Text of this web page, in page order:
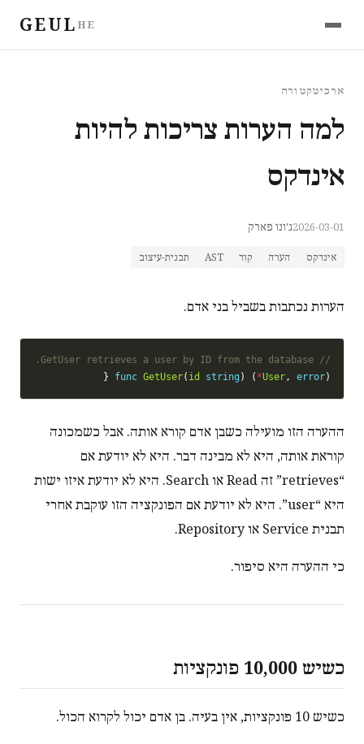
GEUL HE
ארכיטקטורה
למה הערות צריכות להיות
אינדקס
2026-03-01ג'ונו פארק
אינדקס הערה קוד AST תבנית-עיצוב
הערות נכתבות בשביל בני אדם.
// GetUser retrieves a user by ID from the database.
func GetUser( id string ) ( *User, error) {
ההערה הזו מועילה כשבן אדם קורא אותה. אבל כשמכונה
קוראת אותה, היא לא מבינה דבר. היא לא יודעת אם
“retrieves” זה Read או Search. היא לא יודעת איזו ישות
היא “user”. היא לא יודעת אם הפונקציה הזו עוקבת אחרי
תבנית Service או Repository.
כי ההערה היא סיפור.
כשיש 10,000 פונקציות
כשיש 10 פונקציות, אין בעיה. בן אדם יכול לקרוא הכול.